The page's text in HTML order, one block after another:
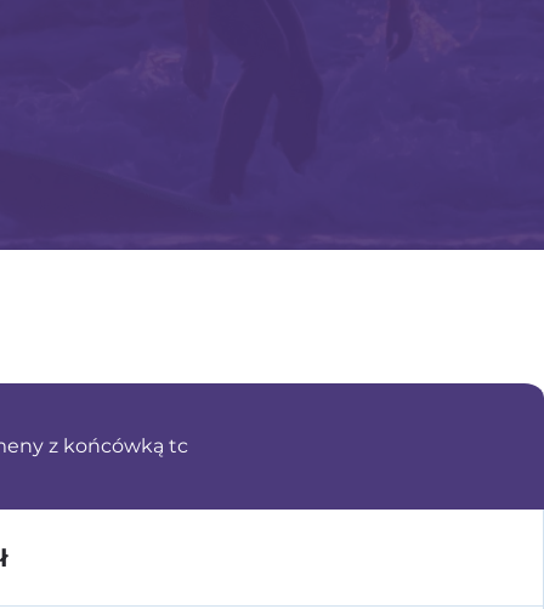
z końcówką tc